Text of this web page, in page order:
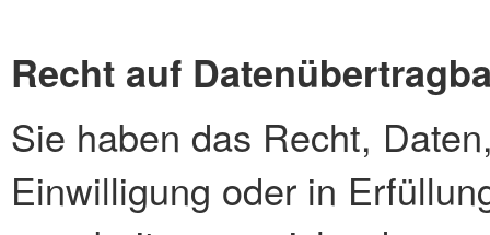
Recht auf
Sie haben das Recht,
Einwilligung oder in